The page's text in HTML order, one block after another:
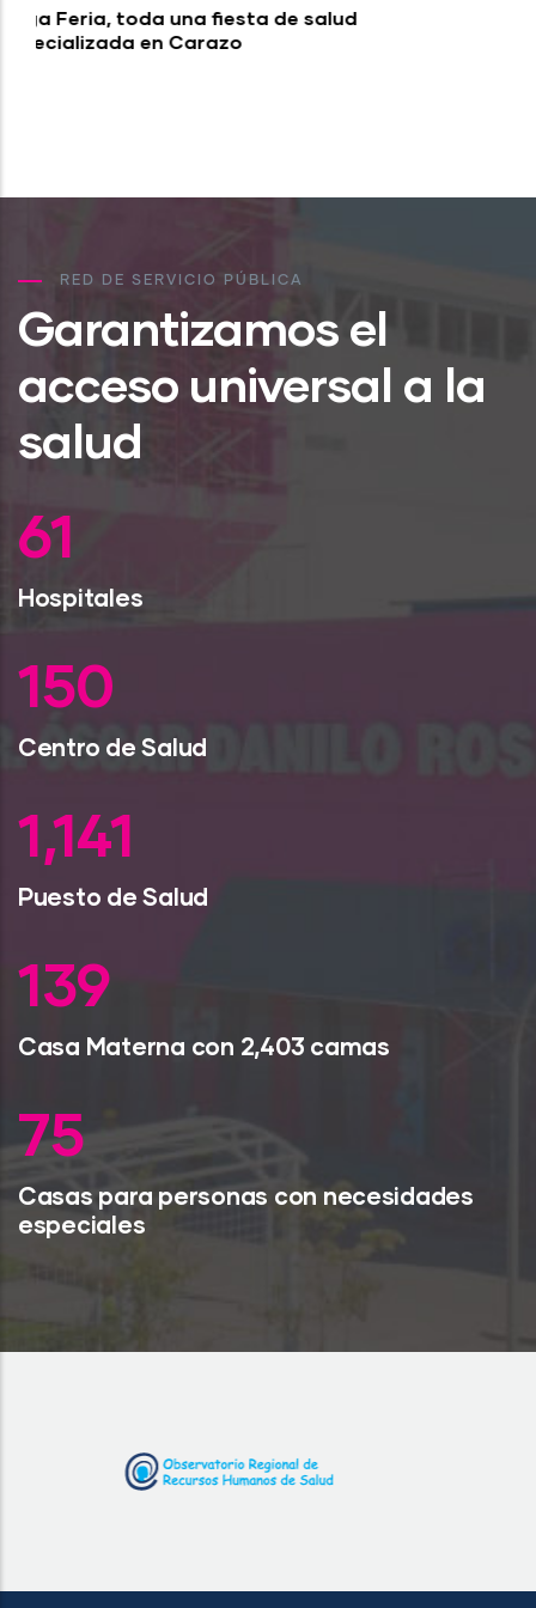
Actividades efectuadas por el Plan
Nacional “Escuelas Saludables” en
Garantizamos el
acceso universal a la
salud
79
Hospitales
193
1,470
179
98
Casas para personas con necesidades
especiales